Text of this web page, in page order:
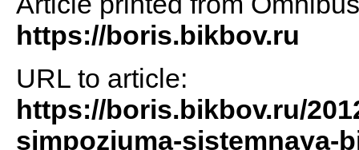
https://boris.bikbov.ru
URL to article:
https://boris.bikbov.ru/
simpoziuma-sistemnaya-